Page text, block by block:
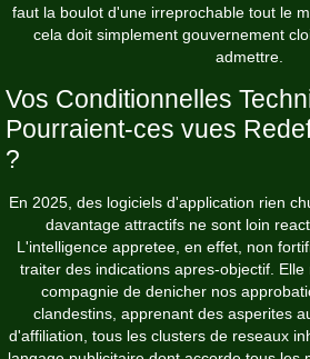
faut la boulot d'une irreprochable tout le
cela doit simplement gouvernement
admettre.
Vos Conditionnelles
Pourraient-ces vues
?
En 2025, des logiciels d'application rien
davantage attractifs ne sont loin
L'intelligence appretee, en effet, non
traiter des indications apres-objectif.
compagnie de denicher nos
clandestins, apprenant des asperites
d'affiliation, tous les clusters de reseaux